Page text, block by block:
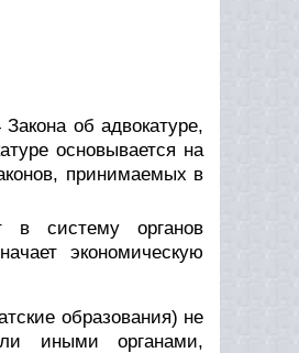
об адвокатуре,
основывается на
принимаемых в
в систему органов
экономическую
образования) не
иными органами,